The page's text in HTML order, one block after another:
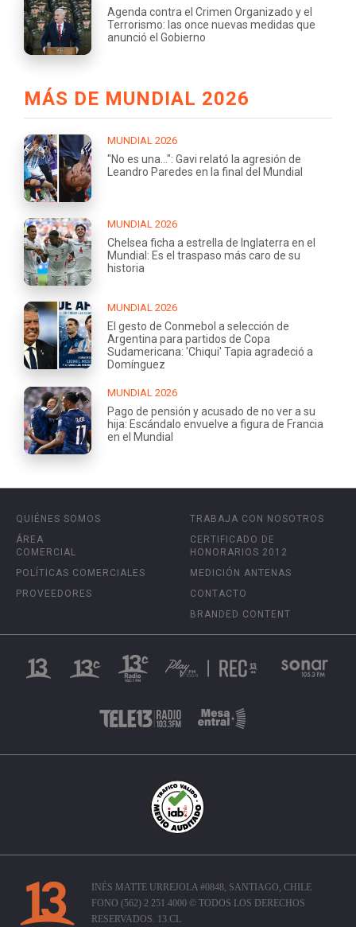
Agenda contra el Crimen Organizado y el
Terrorismo: las once nuevas medidas que
anunció el Gobierno
MÁS DE MUNDIAL 2026
MUNDIAL 2026
"No es una...": Gavi relató la agresión de
Leandro Paredes en la final del Mundial
MUNDIAL 2026
Chelsea ficha a estrella de Inglaterra en el
Mundial: Es el traspaso más caro de su
historia
MUNDIAL 2026
El gesto de Conmebol a selección de
Argentina para partidos de Copa
Sudamericana: 'Chiqui' Tapia agradeció a
Domínguez
MUNDIAL 2026
Pago de pensión y acusado de no ver a su
hija: Escándalo envuelve a figura de Francia
en el Mundial
QUIÉNES SOMOS
ÁREA
COMERCIAL
POLÍTICAS COMERCIALES
PROVEEDORES
TRABAJA CON NOSOTROS
CERTIFICADO DE
HONORARIOS 2012
MEDICIÓN ANTENAS
CONTACTO
BRANDED CONTENT
INÉS MATTE URREJOLA #0848, SANTIAGO, CHILE
FONO (562) 2 251 4000 © TODOS LOS DERECHOS
RESERVADOS. 13.CL